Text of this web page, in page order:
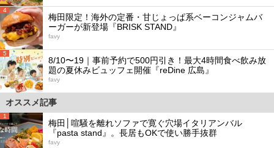
4
梅田限定！海外の定番・甘じょっぱ系ベーコンジャムバ
ーガーが新登場『BRISK STAND』
favy
5
8/10〜19｜事前予約で500円引き！最大4時間食べ飲み放
題の夏休みビュッフェ開催『reDine 広島』
favy
オススメ記事
1
梅田│喧騒を離れソファで寛ぐ穴場イタリアンバル
『pasta stand』。長居もOKで使い勝手抜群
favy